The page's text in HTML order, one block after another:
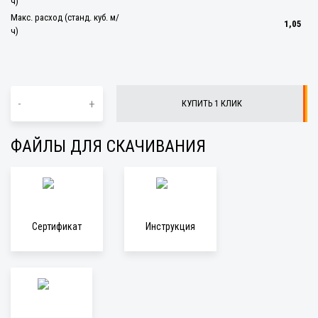
Макс. расход (станд. куб. м/
ч)
1,05
- + КУПИТЬ 1 КЛИК
ФАЙЛЫ ДЛЯ СКАЧИВАНИЯ
Сертификат Инструкция